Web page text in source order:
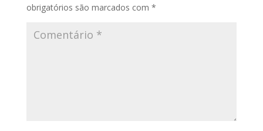
obrigatórios são marcados com *